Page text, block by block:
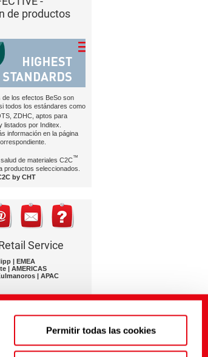
Permitir todas las cookies
de productos
de los efectos BeSo son
todos los estándares como
ZDHC, aptos para
listados por Inditex.
información en la página
de materiales C2C™
productos seleccionados.
by CHT
Service
| EMEA
| AMERICAS
| APAC
service@cht.com